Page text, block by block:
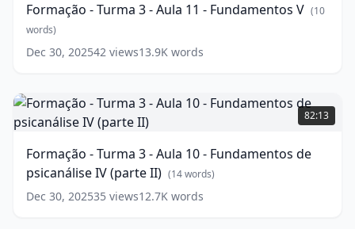
words)
Aula
11
V
words)
Formação - Turma 3 - Aula 11 - Fundamentos V (10
words)
Dec 30, 202542 views13.9K words
Formação
-
Turma
Aula
10
82:13
Formação - Turma 3 - Aula 10 - Fundamentos de
psicanálise IV (parte II) (14words)
Dec 30, 202535 views12.7K words